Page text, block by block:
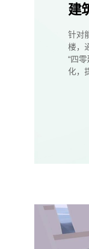
建
针对
楼，
“四
化，